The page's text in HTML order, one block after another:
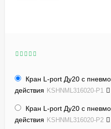
Кран L-port Ду20 с
действия KSHNML316020-P1
Кран L-port Ду20 с
действия KSHNML316020-P2